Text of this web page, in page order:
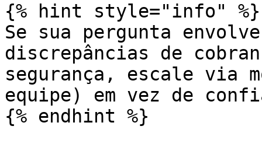
{% hint style="info" %}
Se sua pergunta
discrepâncias de
segurança, escale via
equipe) em vez de